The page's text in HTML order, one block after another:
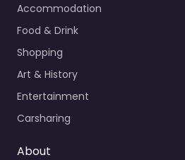
Accommodation
Food & Drink
Shopping
Art & History
Entertainment
Carsharing
About